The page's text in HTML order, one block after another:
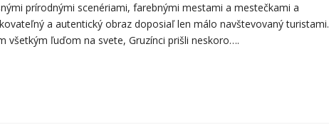
prírodnými scenériami, farebnými mestami a mestečkami a
a autentický obraz doposiaľ len málo navštevovaný turistami.
všetkým ľuďom na svete, Gruzínci prišli neskoro….